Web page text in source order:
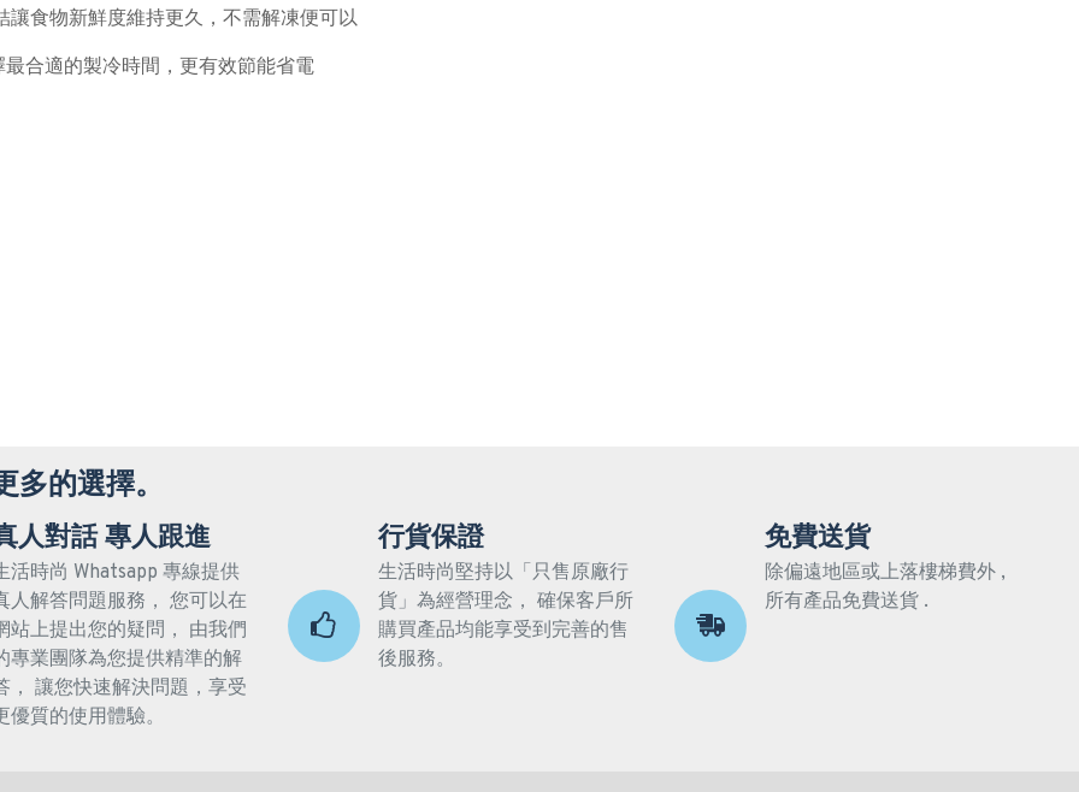
食物新鮮度維持更久，不需解凍便可以
合適的製冷時間，更有效節能省電
的選擇。
人對話 專人跟進
活時尚 Whatsapp 專線提供
人解答問題服務， 您可以在
站上提出您的疑問， 由我們
專業團隊為您提供精準的解
， 讓您快速解決問題，享受
優質的使用體驗。
行貨保證
生活時尚堅持以「只售原廠行
貨」為經營理念， 確保客戶所
購買產品均能享受到完善的售
後服務。
免費送貨
除偏遠地區或上落樓梯費外 ,
所有產品免費送貨 .